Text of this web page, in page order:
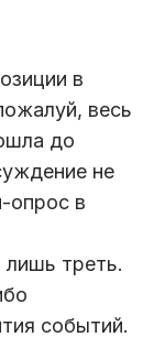
в
весь
до
не
опрос в
лишь треть.
событий.